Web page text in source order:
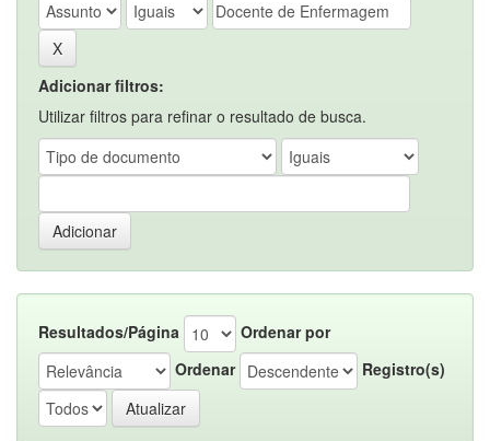
Adicionar filtros:
Utilizar filtros para refinar o resultado de busca.
Resultados/Página
Ordenar por
Ordenar
Registro(s)